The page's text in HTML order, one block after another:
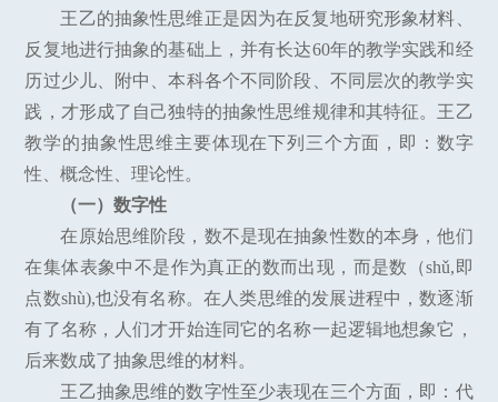
王乙的抽象性思维正是因为在反复地研究形象材料、
反复地进行抽象的基础上，并有长达60年的教学实践和经
历过少儿、附中、本科各个不同阶段、不同层次的教学实
践，才形成了自己独特的抽象性思维规律和其特征。王乙
教学的抽象性思维主要体现在下列三个方面，即：数字
性、概念性、理论性。
（一）数字性
在原始思维阶段，数不是现在抽象性数的本身，他们
在集体表象中不是作为真正的数而出现，而是数（shǔ,即
点数shù),也没有名称。在人类思维的发展进程中，数逐渐
有了名称，人们才开始连同它的名称一起逻辑地想象它，
后来数成了抽象思维的材料。
王乙抽象思维的数字性至少表现在三个方面，即：代